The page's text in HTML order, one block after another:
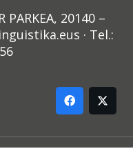
PARKEA, 20140 –
· Tel.: